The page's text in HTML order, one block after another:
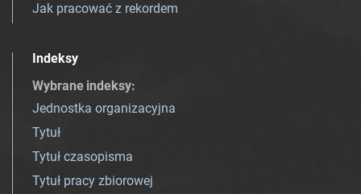
Jak pracować z rekordem
Indeksy
Wybrane indeksy:
Jednostka organizacyjna
Tytuł
Tytuł czasopisma
Tytuł pracy zbiorowej